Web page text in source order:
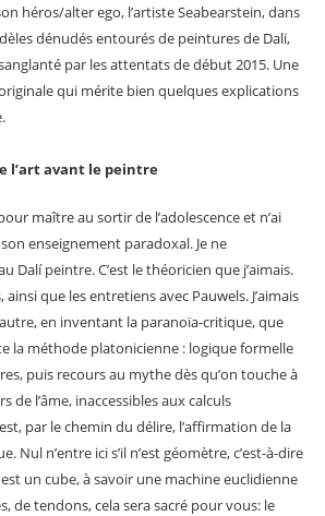
héros/alter ego, l’artiste Seabearstein, dans
dénudés entourés de peintures de Dali,
par les attentats de début 2015. Une
qui mérite bien quelques explications
l’art avant le peintre
maître au sortir de l’adolescence et n’ai
enseignement paradoxal. Je ne
Dalí peintre. C’est le théoricien que j’aimais.
ainsi que les entretiens avec Pauwels. J’aimais
en inventant la paranoïa-critique, que
la méthode platonicienne : logique formelle
puis recours au mythe dès qu’on touche à
de l’âme, inaccessibles aux calculs
par le chemin du délire, l’affirmation de la
Nul n’entre ici s’il n’est géomètre, c’est-à-dire
un cube, à savoir une machine euclidienne
de tendons, cela sera sacré pour vous: le